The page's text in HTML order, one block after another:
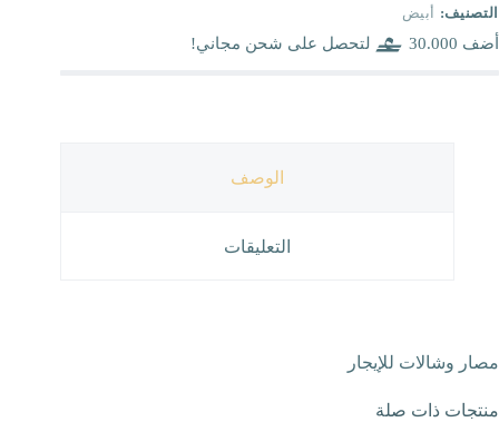
التصنيف: أبيض
أضف 30.000 لتحصل على شحن مجاني!
الوصف
التعليقات
مصار وشالات للإيجار
منتجات ذات صلة